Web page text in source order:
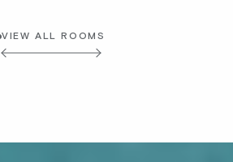
VIEW ALL ROOMS